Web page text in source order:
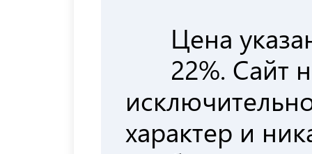
Цена
22%. Сайт
характер и